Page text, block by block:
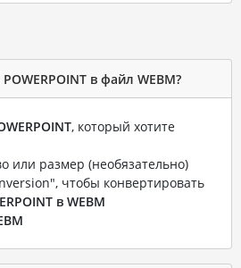
в файл WEBM?
, который хотите
или размер (необязательно)
чтобы конвертировать
в WEBM